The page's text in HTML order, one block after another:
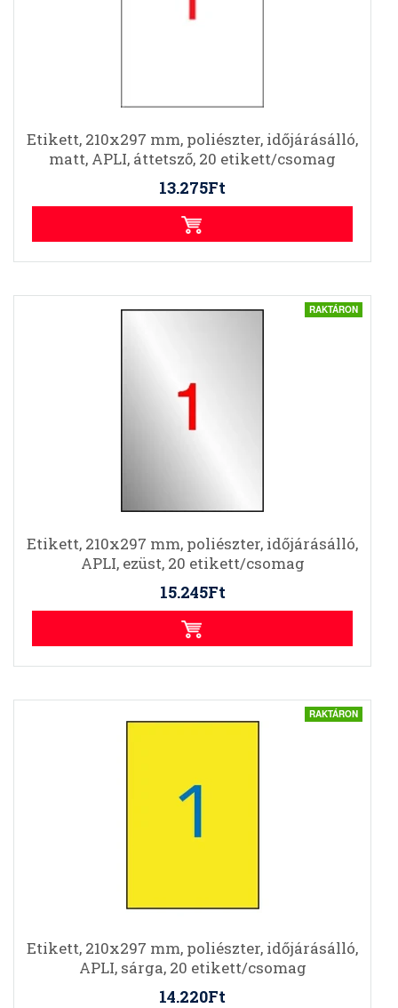
Etikett, 210x297 mm, poliészter, időjárásálló,
matt, APLI, áttetsző, 20 etikett/csomag
13.275Ft
RAKTÁRON
Etikett, 210x297 mm, poliészter, időjárásálló,
APLI, ezüst, 20 etikett/csomag
15.245Ft
RAKTÁRON
Etikett, 210x297 mm, poliészter, időjárásálló,
APLI, sárga, 20 etikett/csomag
14.220Ft